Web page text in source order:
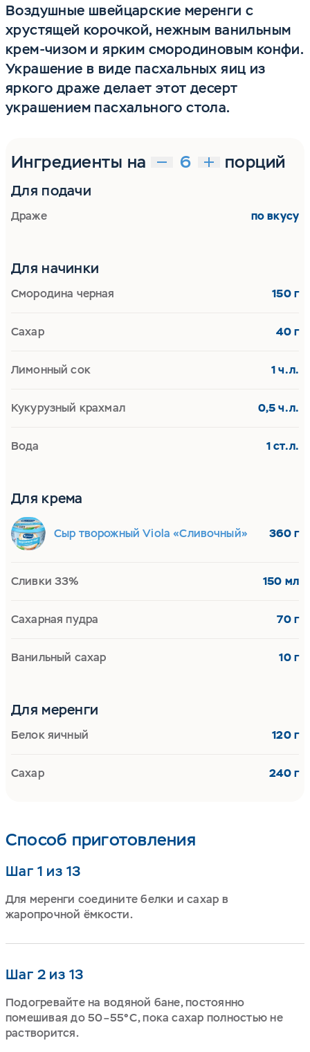
Воздушные швейцарские меренги с
хрустящей корочкой, нежным ванильным
крем-чизом и ярким смородиновым конфи.
Украшение в виде пасхальных яиц из
яркого драже делает этот десерт
украшением пасхального стола.
Способ приготовления
Шаг 1 из 13
Для меренги соедините белки и сахар в
жаропрочной ёмкости.
Шаг 2 из 13
Подогревайте на водяной бане, постоянно
помешивая до 50–55°C, пока сахар полностью не
растворится.
Ингредиенты на порций
Для подачи
Драже по вкусу
Для начинки
Смородина черная 150 г
Сахар 40 г
Лимонный сок 1 ч.л.
Кукурузный крахмал 0,5 ч.л.
Вода 1 ст.л.
Для крема
Сыр творожный Viola «Сливочный» 360 г
Сливки 33% 150 мл
Сахарная пудра 70 г
Ванильный сахар 10 г
Для меренги
Белок яичный 120 г
Сахар 240 г